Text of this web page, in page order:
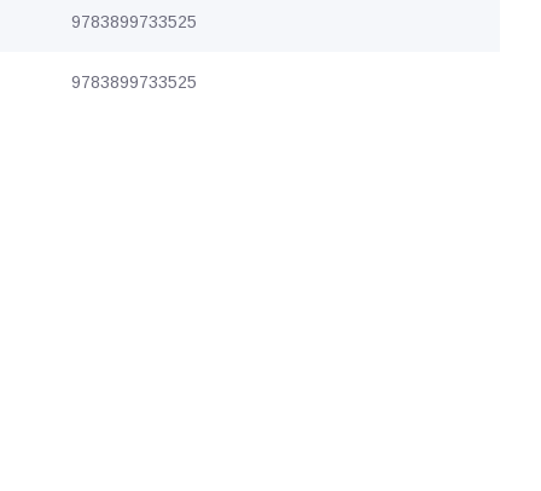
9783899733525
9783899733525